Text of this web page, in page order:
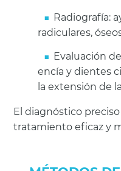
Radiografía:
radiculares,
Evaluación
encía y dientes
la extensión de
El diagnóstico
tratamiento eficaz y